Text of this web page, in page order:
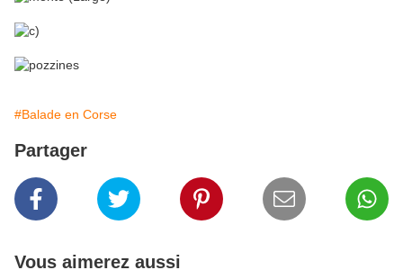
#Balade en Corse
Partager
Vous aimerez aussi